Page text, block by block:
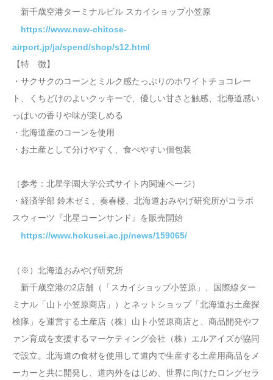
新千歳空港ターミナルビル スカイショップ小笠原
https://www.new-chitose-
airport.jp/ja/spend/shop/s12.html
【特 徴】
・サクサクのコーンとミルク感たっぷりのホワイトチョコレー
ト、くちどけのよいクッキーで、優しい甘さと触感、北海道感い
っぱいの香りや味が楽しめる
・北海道産のコーンを使用
・お土産として分けやすく、食べやすい個包装
（参考：北星学園大学公式サイト内関連ページ）
・経済学部 鈴木ゼミ、奏春楼、北海道おみやげ研究所がコラボ
スウィーツ『北星コーンサンド』を販売開始
https://www.hokusei.ac.jp/news/159065/
（※）北海道おみやげ研究所
新千歳空港の2店舗（「スカイショップ小笠原」、国際線ター
ミナル「山ト小笠原商店」）とネットショップ「北海道お土産探
検隊」を運営する土産店（株）山ト小笠原商店と、商品開発やフ
ァン育成を支援するマーケティング会社（株）エルアイズが協同
で設立。北海道の食材を使用して道内で生産する土産用商品をメ
ーカーと共に開発し、道内外をはじめ、世界に向けたロングセラ